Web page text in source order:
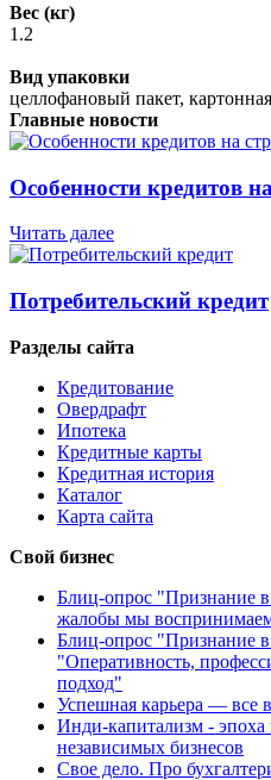
Вес (кг)
1.2
Вид упаковки
целлофановый пакет,
Главные новости
Особенности кредитов
Читать далее
Потребительский кредит
Разделы сайта
Кредитование
Овердрафт
Ипотека
Кредитные карты
Кредитная история
Каталог
Карта сайта
Свой бизнес
Блиц-опрос "Признание
жалобы мы
Блиц-опрос "Признание
"Оперативность,
подход"
Успешная карьера — все
Инди-капитализм -
независимых бизнесов
Свое дело. Про